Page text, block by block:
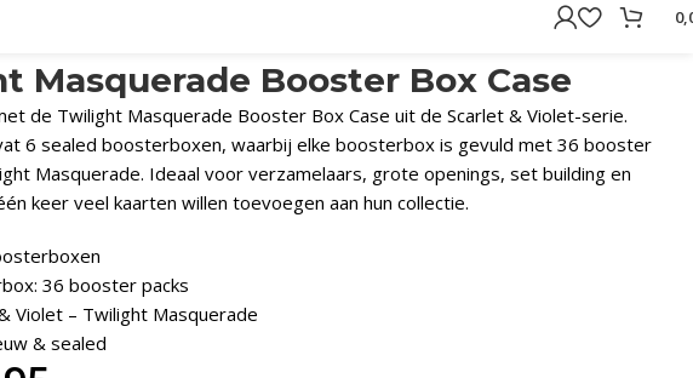
Masquerade Booster Box Case
de Twilight Masquerade Booster Box Case uit de Scarlet & Violet-serie.
6 sealed boosterboxen, waarbij elke boosterbox is gevuld met 36 booster
Masquerade. Ideaal voor verzamelaars, grote openings, set building en
keer veel kaarten willen toevoegen aan hun collectie.
36 booster packs
Violet – Twilight Masquerade
& sealed